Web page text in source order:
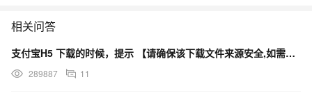
相关问答
支付宝H5 下载的时候，提示 【请确保该下载文件来源安全,如需浏览,请长按网址复制后使用浏览器访问】
289887 11